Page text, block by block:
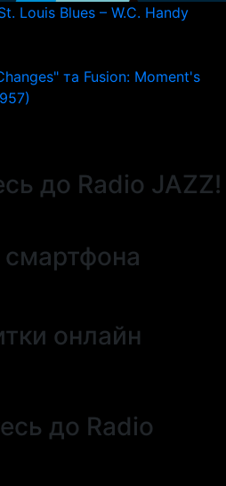
Louis Blues – W.C. Handy
та Fusion: Moment's
до Radio JAZZ!
смартфона
онлайн
до Radio